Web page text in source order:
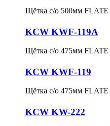
Щётка с/о 500мм
KCW KWF-119A
Щётка с/о 475мм
KCW KWF-119
Щётка с/о 475мм
KCW KW-222